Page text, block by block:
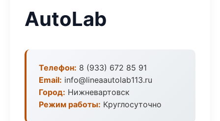
AutoLab
Телефон: 8 (933) 672 85 91
Email: info@lineaautolab113.ru
Город: Нижневартовск
Режим работы: Круглосуточно